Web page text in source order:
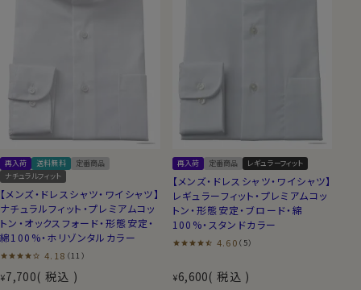
再入荷 送料無料
定番商品
ナチュラルフィット
【メンズ・ドレスシャツ・ワイシャツ】
ナチュラルフィット・プレミアムコッ
トン・オックスフォード・形態安定・
綿100%・ホリゾンタルカラー
4.18 （11）
¥7,700 税込
再入荷 定番商品 レギュラーフィット
【メンズ・ドレスシャツ・ワイシャツ】
レギュラーフィット・プレミアムコッ
トン・形態安定・ブロード・綿
100%・スタンドカラー
4.60 （5）
¥6,600 税込